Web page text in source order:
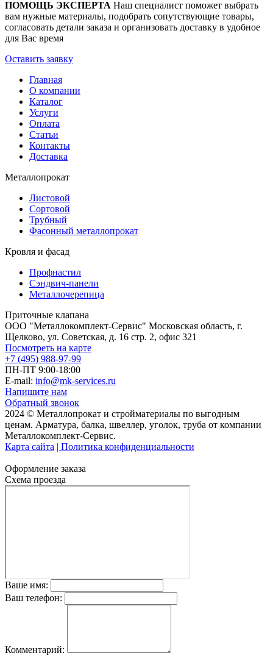
ПОМОЩЬ ЭКСПЕРТА Наш специалист поможет выбрать
вам нужные материалы, подобрать сопутствующие товары,
согласовать детали заказа и организовать доставку в удобное
для Вас время
Оставить заявку
Главная
О компании
Каталог
Услуги
Оплата
Статьи
Контакты
Доставка
Металлопрокат
Листовой
Сортовой
Трубный
Фасонный металлопрокат
Кровля и фасад
Профнастил
Сэндвич-панели
Металлочерепица
Приточные клапана
ООО "Металлокомплект-Сервис" Московская область, г.
Щелково, ул. Советская, д. 16 стр. 2, офис 321
Посмотреть на карте
+7 (495) 988-97-99
ПН-ПТ 9:00-18:00
E-mail: info@mk-services.ru
Напишите нам
Обратный звонок
2024 © Металлопрокат и стройматериалы по выгодным
ценам. Арматура, балка, швеллер, уголок, труба от компании
Металлокомплект-Сервис.
Карта сайта | Политика конфиденциальности
Оформление заказа
Схема проезда
Ваше имя:
Ваш телефон:
Комментарий: